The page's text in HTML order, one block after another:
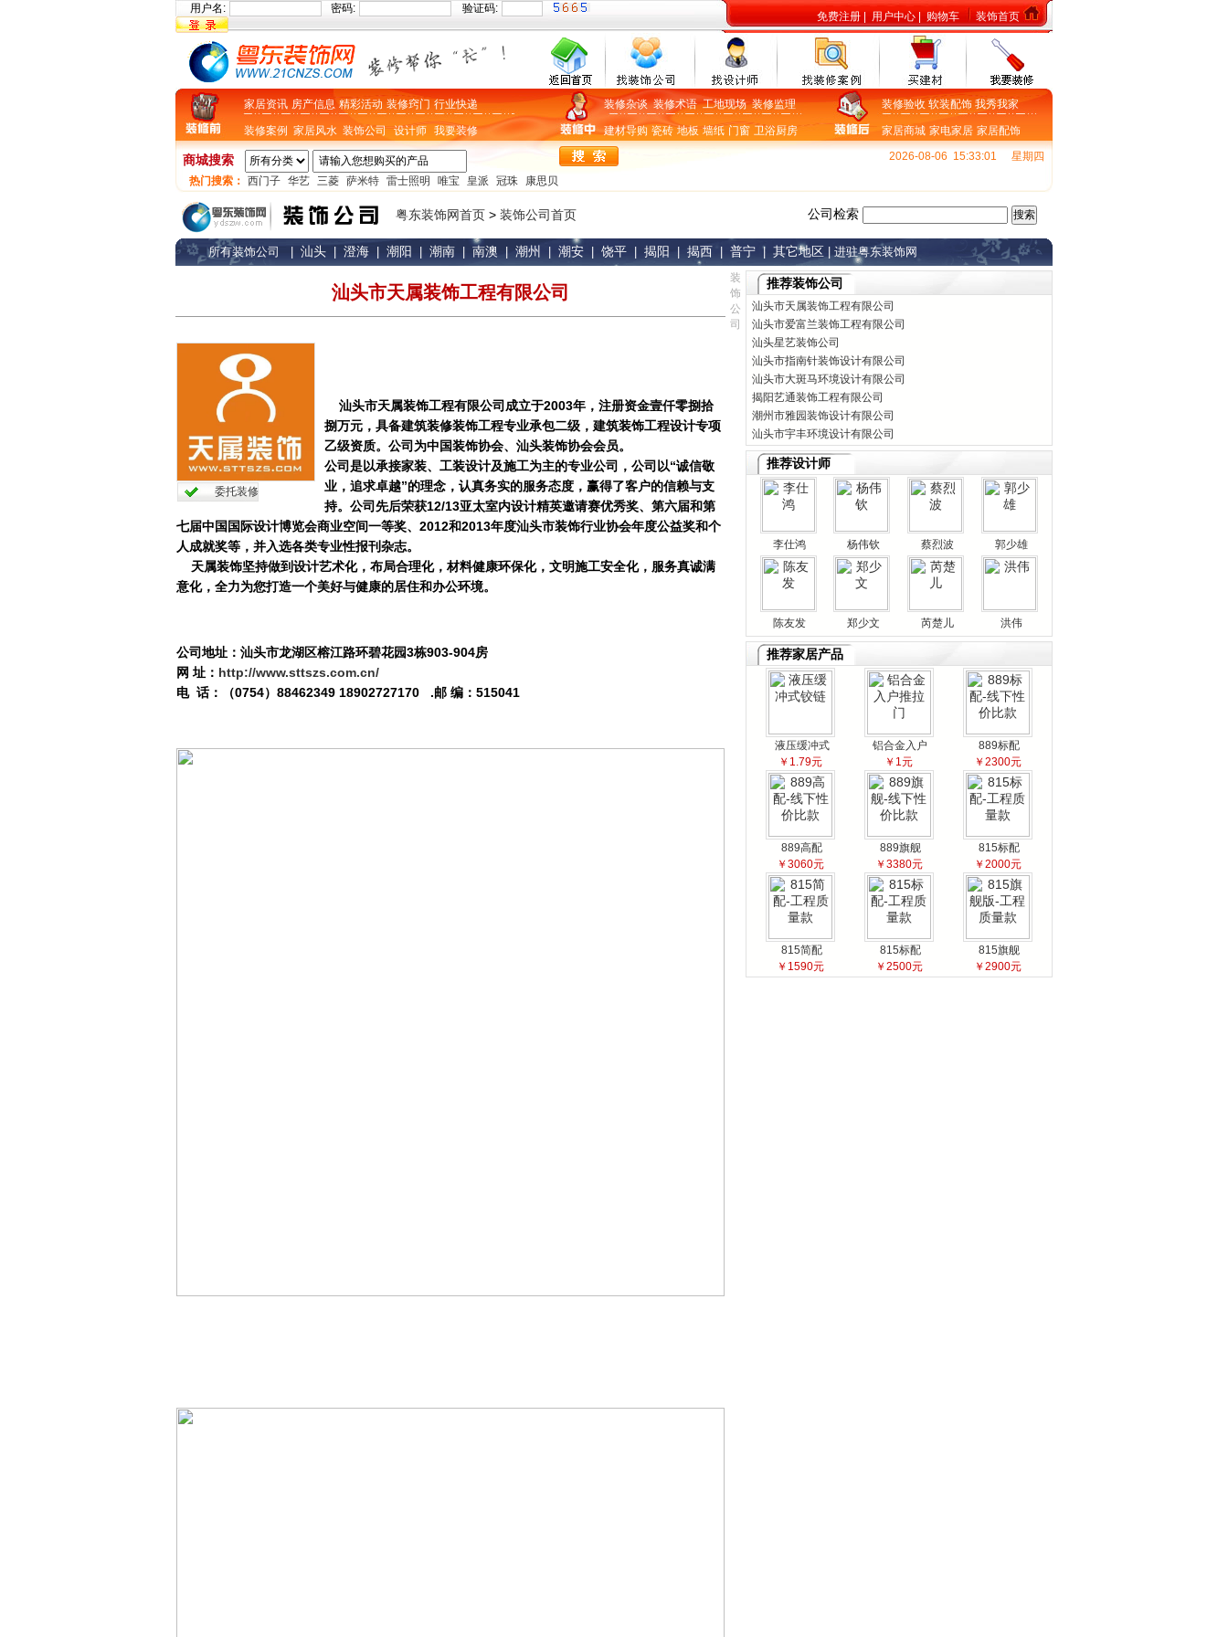
用户名: 密码: 验证码:
免费注册 用户中心 购物车 装饰首页
家居资讯 房产信息 精彩活动 装修窍门 行业快递 装修杂谈装修术语工地现场装修监理 装修验收 软装配饰 我秀我家
装修案例 家居风水 装饰公司 设计师 我要装修 建材导购 瓷砖 地板 墙纸 门窗 卫浴厨房 家居商城 家电家居 家居配饰
商城搜索 2026-08-06 15:33:02
星期四
热门搜索： 西门子 华艺 三菱 萨米特 雷士照明 唯宝 皇派 冠珠 康思贝
粤东装饰网首页 > 装饰公司首页 公司检索
所有装饰公司 汕头 澄海 潮阳 潮南 南澳 潮州 潮安 饶平 揭阳 揭西 普宁 | 其它地区 | 进驻粤东装饰网
汕头市天属装饰工程有限公司
委托装修
汕头市天属装饰工程有限公司成立于2003年，注册资金壹仟零捌拾
捌万元，具备建筑装修装饰工程专业承包二级，建筑装饰工程设计专项
乙级资质。公司为中国装饰协会、汕头装饰协会会员。
公司是以承接家装、工装设计及施工为主的专业公司，公司以“诚信敬
业，追求卓越”的理念，认真务实的服务态度，赢得了客户的信赖与支
持。公司先后荣获12/13亚太室内设计精英邀请赛优秀奖、第六届和第
七届中国国际设计博览会商业空间一等奖、2012和2013年度汕头市装饰行业协会年度公益奖和个
人成就奖等，并入选各类专业性报刊杂志。
天属装饰坚持做到设计艺术化，布局合理化，材料健康环保化，文明施工安全化，服务真诚满
意化，全力为您打造一个美好与健康的居住和办公环境。
公司地址：汕头市龙湖区榕江路环碧花园3栋903-904房
网 址： http://www.sttszs.com.cn/
电 话：（0754）88462349 18902727170 .邮 编：515041
装
饰
公
司
推荐装饰公司
汕头市天属装饰工程有限公司
汕头市爱富兰装饰工程有限公司
汕头星艺装饰公司
汕头市指南针装饰设计有限公司
汕头市大斑马环境设计有限公司
揭阳艺通装饰工程有限公司
潮州市雅园装饰设计有限公司
汕头市宇丰环境设计有限公司
推荐设计师
李仕鸿 杨伟钦 蔡烈波 郭少雄
陈友发 郑少文 芮楚儿 洪伟
推荐家居产品
液压缓冲式
￥1.79元
铝合金入户
￥1元
889标配
￥2300元
889高配
￥3060元
889旗舰
￥3380元
815标配
￥2000元
815简配
￥1590元
815标配
￥2500元
815旗舰
￥2900元